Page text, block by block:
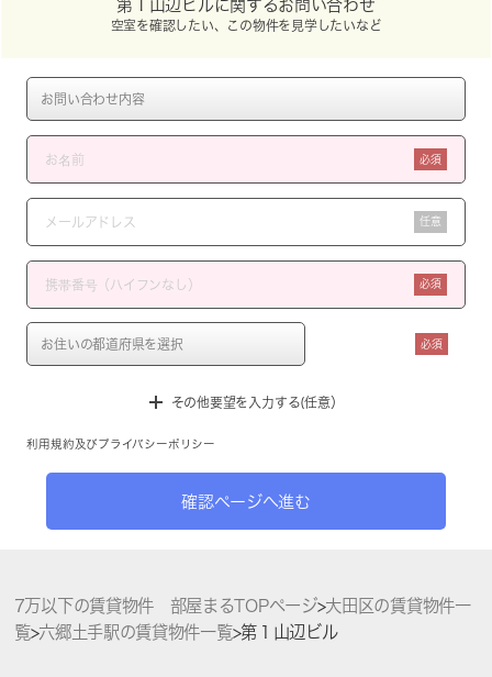
第１山辺ビルに関するお問い合わせ
空室を確認したい、この物件を見学したいなど
必須
任意
必須
必須
その他要望を入力する(任意）
利用規約 及び プライバシーポリシー
確認ページへ進む
7万以下の賃貸物件 部屋まるTOPページ>大田区の賃貸物件一
覧>六郷土手駅の賃貸物件一覧>第１山辺ビル